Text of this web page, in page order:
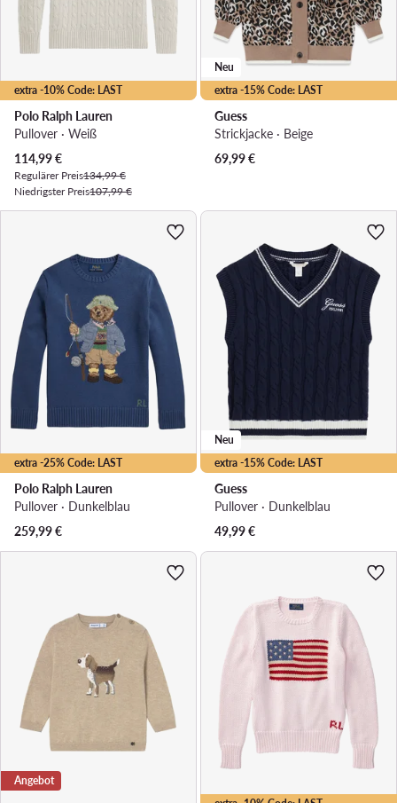
extra -10% Code: LAST
Polo Ralph Lauren
Pullover · Weiß
Aktueller Preis
114,99€
Regulärer Preis134,99 €
Niedrigster Preis107,99 €
extra -15% Code: LAST
Neu
Guess
Strickjacke · Beige
69,99€
extra -25% Code: LAST
Polo Ralph Lauren
Pullover · Dunkelblau
259,99€
extra -15% Code: LAST
Neu
Guess
Pullover · Dunkelblau
49,99€
Angebot